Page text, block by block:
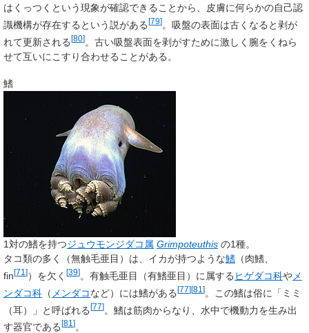
はくっつくという現象が確認できることから、皮膚に何らかの自己認
識機構が存在するという説がある [79]。吸盤の表面は古くなると剥が
れて更新される[80]。古い吸盤表面を剥がすために激しく腕をくねら
せて互いにこすり合わせることがある。
鰭
1対の鰭を持つジュウモンジダコ属 Grimpoteuthisの1種。
タコ類の多く（無触毛亜目）は、イカが持つような鰭（肉鰭、
fin[71 ]）を欠く [39]。有触毛亜目（有鰭亜目）に属する ヒゲダコ科やメ
ンダコ科（ メンダコなど）には鰭がある[77][81 ]。この鰭は俗に「ミミ
（耳）」と呼ばれる[77]。鰭は筋肉からなり、水中で機動力を生み出
す器官である [81 ]。